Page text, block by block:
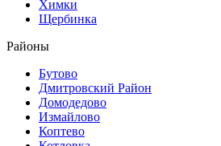
Химки
Щербинка
Районы
Бутово
Дмитровский Район
Домодедово
Измайлово
Коптево